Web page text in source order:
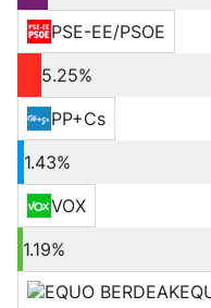
PSE-EE/PSOE
5.25%
PP+Cs
1.43%
VOX
1.19%